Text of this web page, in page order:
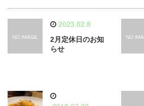
2023.02.8
2月定休日のお知
らせ